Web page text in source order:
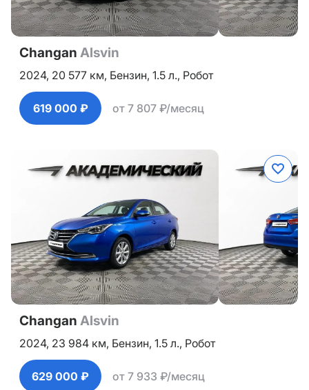
Changan Alsvin
2024, 20 577 км, Бензин, 1.5 л., Робот
619 000 ₽ от 7 807 ₽/месяц
Changan Alsvin
2024, 23 984 км, Бензин, 1.5 л., Робот
629 000 ₽ от 7 933 ₽/месяц